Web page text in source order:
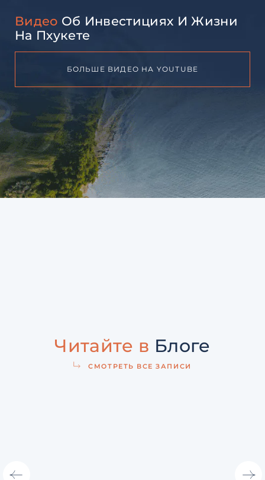
Видео Об Инвестициях И Жизни
На Пхукете
БОЛЬШЕ ВИДЕО НА YOUTUBE
Читайте в Блоге
СМОТРЕТЬ ВСЕ ЗАПИСИ